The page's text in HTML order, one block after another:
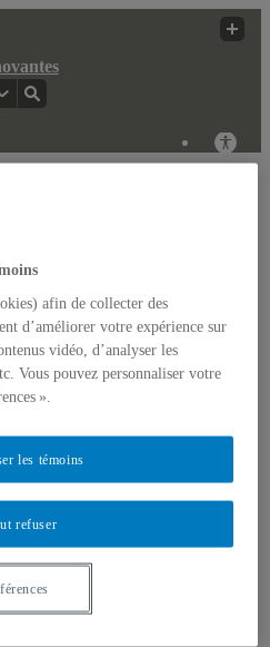
SUR LES
EN AFRIQUE ET
Bogui
afin de collecter des
d’améliorer votre expérience sur
vidéo, d’analyser les
Vous pouvez personnaliser votre
».
refuser
les témoins